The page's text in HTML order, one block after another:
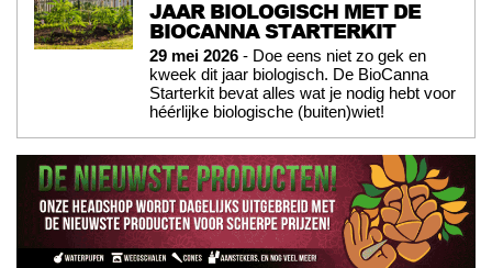
JAAR BIOLOGISCH MET DE
BIOCANNA STARTERKIT
29 mei 2026 - Doe eens niet zo gek en
kweek dit jaar biologisch. De BioCanna
Starterkit bevat alles wat je nodig hebt voor
héérlijke biologische (buiten)wiet!